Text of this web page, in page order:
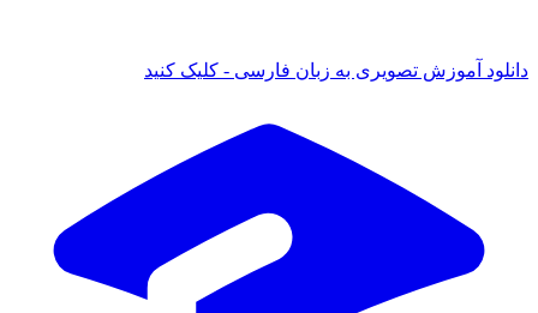
آموزش تصویری به زبان فارسی - کلیک کنید